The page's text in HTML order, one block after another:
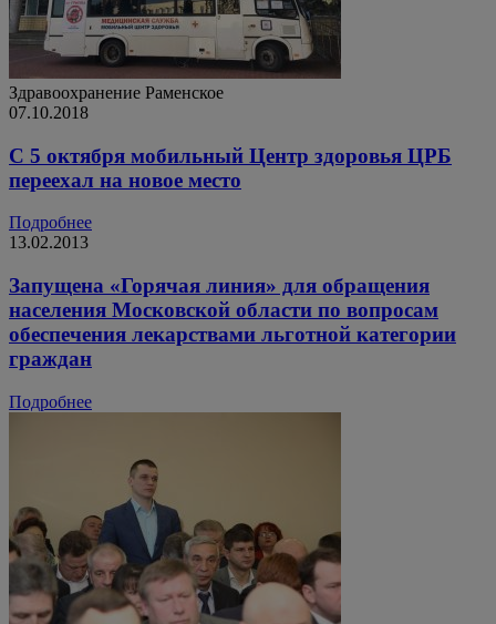
Здравоохранение Раменское
07.10.2018
С 5 октября мобильный Центр здоровья ЦРБ
переехал на новое место
Подробнее
13.02.2013
Запущена «Горячая линия» для обращения
населения Московской области по вопросам
обеспечения лекарствами льготной категории
граждан
Подробнее